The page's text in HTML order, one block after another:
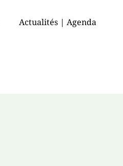
Actualités | Agenda